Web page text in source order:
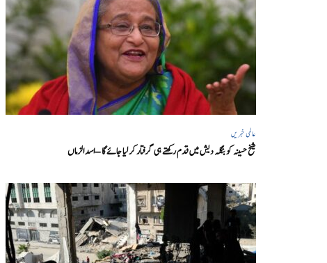
عالمی خبریں
شیخ حسینہ کو بنگلہ دیش میں قدم رکھتے ہی گرفتار کر لیا جائے گا – اسد الزماں